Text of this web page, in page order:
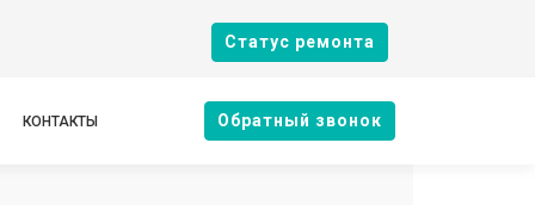
Cтатус ремонта
КОНТАКТЫ Oбратный звонок